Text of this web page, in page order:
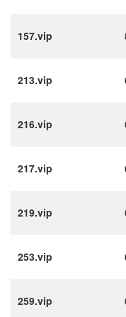
157.vip
213.vip
216.vip
217.vip
219.vip
253.vip
259.vip